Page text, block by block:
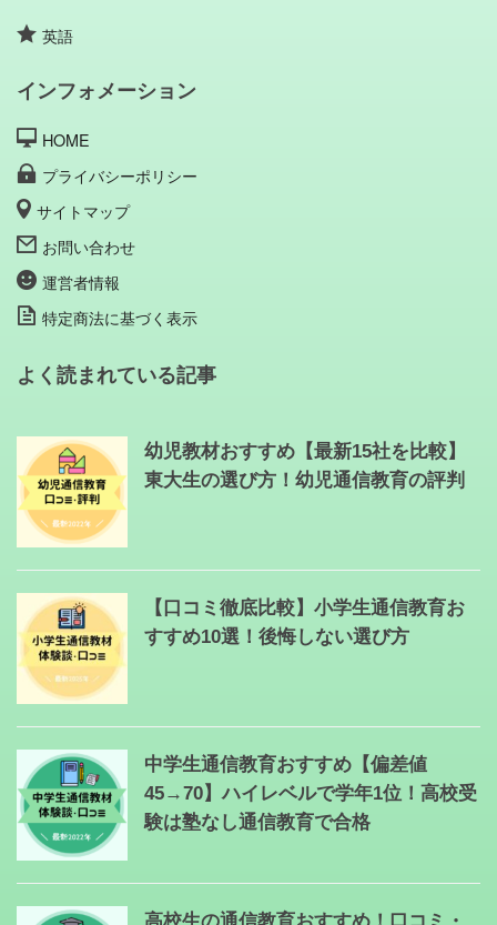
英語
インフォメーション
HOME
プライバシーポリシー
サイトマップ
お問い合わせ
運営者情報
特定商法に基づく表示
よく読まれている記事
幼児教材おすすめ【最新15社を比較】
東大生の選び方！幼児通信教育の評判
【口コミ徹底比較】小学生通信教育お
すすめ10選！後悔しない選び方
中学生通信教育おすすめ【偏差値
45→70】ハイレベルで学年1位！高校受
験は塾なし通信教育で合格